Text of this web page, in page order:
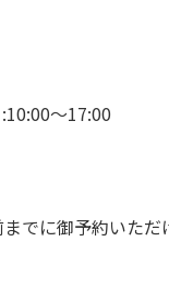
～17:00
でに御予約いただ